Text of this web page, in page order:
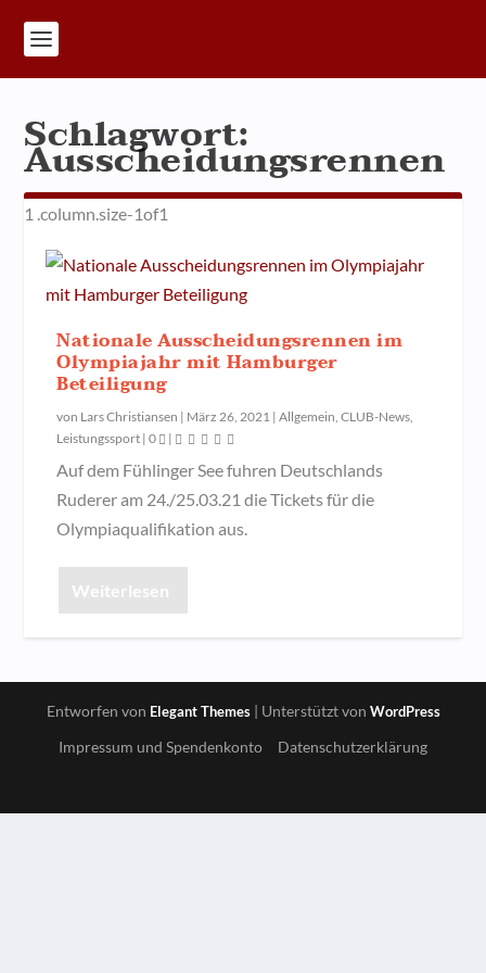
Schlagwort:
Ausscheidungsrennen
Nationale Ausscheidungsrennen im
Olympiajahr mit Hamburger
Beteiligung
von Lars Christiansen | März 26, 2021 |Allgemein,CLUB-News,
Leistungssport |0 |
Auf dem Fühlinger See fuhren Deutschlands
Ruderer am 24./25.03.21 die Tickets für die
Olympiaqualifikation aus.
Weiterlesen
Entworfen von Elegant Themes| Unterstützt von WordPress
Impressum und Spendenkonto Datenschutzerklärung